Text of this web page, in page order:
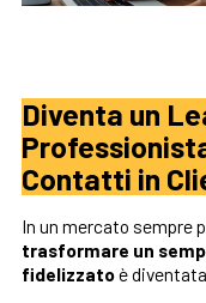
Diventa un
Contatti in
In un mercato sempre
trasformare un
fidelizzatoè